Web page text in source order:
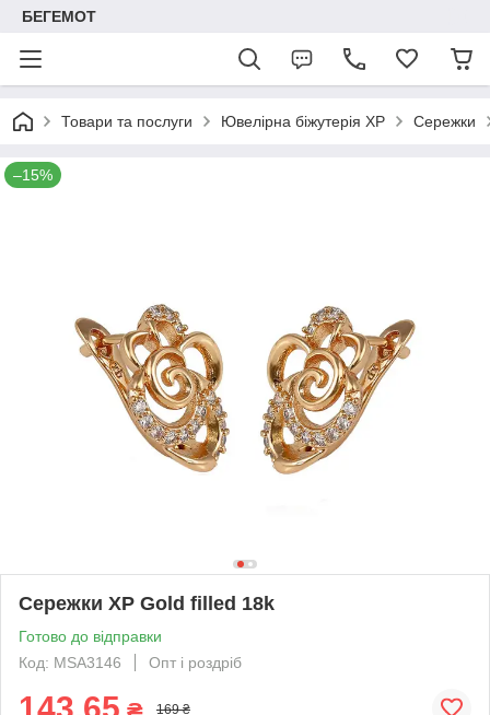
БЕГЕМОТ
Товари та послуги Ювелірна біжутерія XP Сережки
–15%
Сережки ХР Gold filled 18k
Готово до відправки
Код: MSA3146
Опт і роздріб
143,65 169 ₴